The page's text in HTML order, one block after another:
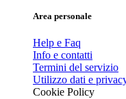
Area personale
Help e Faq
Info e contatti
Termini del servizio
Utilizzo dati e
Cookie Policy